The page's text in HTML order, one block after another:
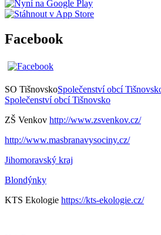
Facebook
SO TišnovskoSpolečenství obcí
Společenství obcí Tišnovsko
ZŠ Venkov http://www.zsvenkov.cz/
http://www.masbranavysociny.cz/
Jihomoravský kraj
Blondýnky
KTS Ekologie https://kts-ekologie.cz/